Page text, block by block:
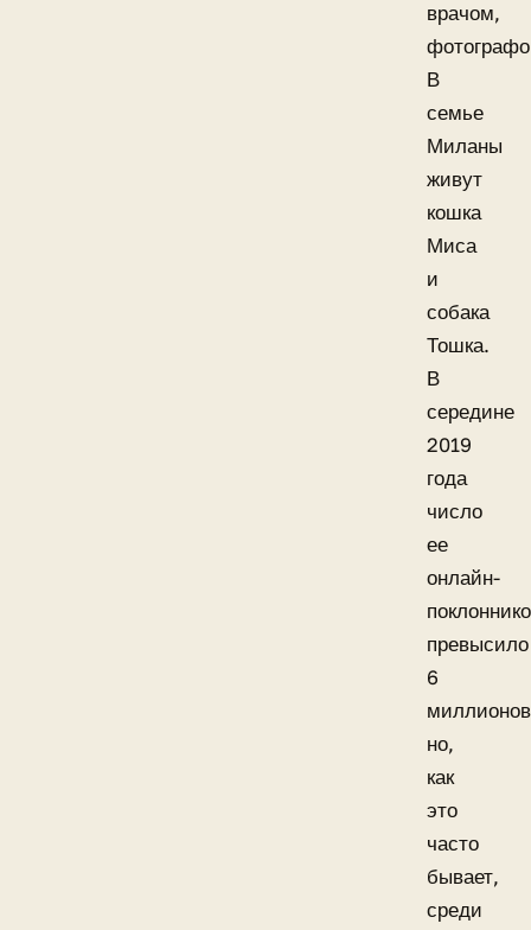
врачом,
В
семье
Миланы
живут
кошка
Миса
и
собака
Тошка.
В
середине
2019
года
число
ее
онлайн-
превысило
6
но,
как
это
часто
бывает,
среди